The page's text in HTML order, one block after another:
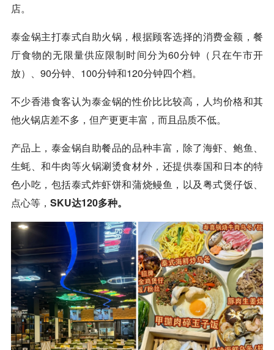
店。
泰金锅主打泰式自助火锅，根据顾客选择的消费金额，餐
厅食物的无限量供应限制时间分为60分钟（只在午市开
放）、90分钟、100分钟和120分钟四个档。
不少香港食客认为泰金锅的性价比比较高，人均价格和其
他火锅店差不多，但产更更丰富，而且品质不低。
产品上，泰金锅自助餐品的品种丰富，除了海虾、鲍鱼、
生蚝、和牛肉等火锅涮烫食材外，还提供泰国和日本的特
色小吃，包括泰式炸虾饼和蒲烧鳗鱼，以及粤式煲仔饭、
点心等， SKU达120多种。